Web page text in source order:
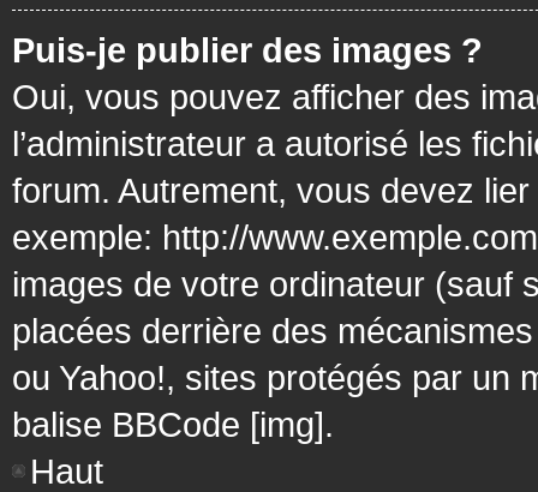
Puis-je publier des images ?
Oui, vous pouvez afficher des
l’administrateur a autorisé les
forum. Autrement, vous devez
exemple: http://
images de votre ordinateur (sauf
placées derrière des
ou Yahoo!, sites protégés par un
balise BBCode [img].
Haut